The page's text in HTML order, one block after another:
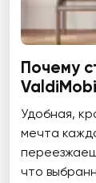
Почему
Удобная,
мечта
что